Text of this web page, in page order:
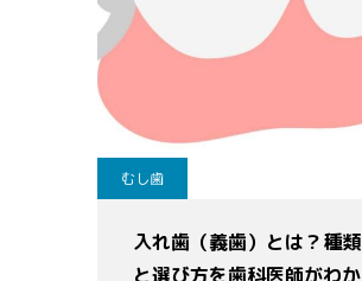
むし歯
入れ歯（義歯）とは？種類
と選び方を歯科医師がわか